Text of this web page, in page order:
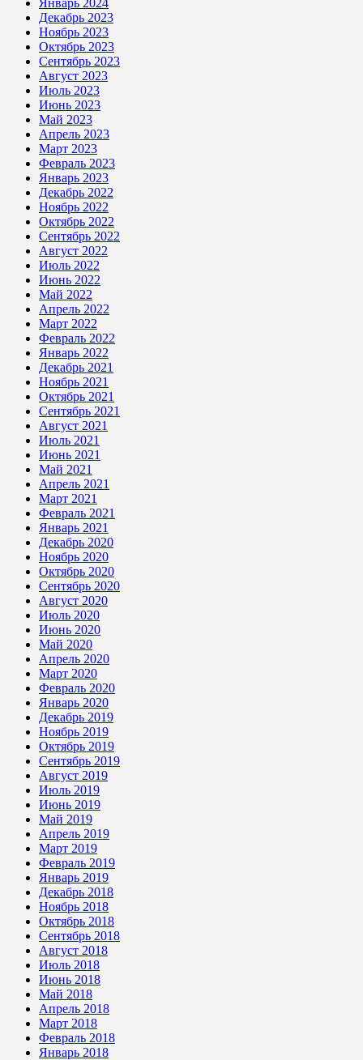
Декабрь 2023
Ноябрь 2023
Октябрь 2023
Сентябрь 2023
Август 2023
Июль 2023
Июнь 2023
Май 2023
Апрель 2023
Март 2023
Февраль 2023
Январь 2023
Декабрь 2022
Ноябрь 2022
Октябрь 2022
Сентябрь 2022
Август 2022
Июль 2022
Июнь 2022
Май 2022
Апрель 2022
Март 2022
Февраль 2022
Январь 2022
Декабрь 2021
Ноябрь 2021
Октябрь 2021
Сентябрь 2021
Август 2021
Июль 2021
Июнь 2021
Май 2021
Апрель 2021
Март 2021
Февраль 2021
Январь 2021
Декабрь 2020
Ноябрь 2020
Октябрь 2020
Сентябрь 2020
Август 2020
Июль 2020
Июнь 2020
Май 2020
Апрель 2020
Март 2020
Февраль 2020
Январь 2020
Декабрь 2019
Ноябрь 2019
Октябрь 2019
Сентябрь 2019
Август 2019
Июль 2019
Июнь 2019
Май 2019
Апрель 2019
Март 2019
Февраль 2019
Январь 2019
Декабрь 2018
Ноябрь 2018
Октябрь 2018
Сентябрь 2018
Август 2018
Июль 2018
Июнь 2018
Май 2018
Апрель 2018
Март 2018
Февраль 2018
Январь 2018